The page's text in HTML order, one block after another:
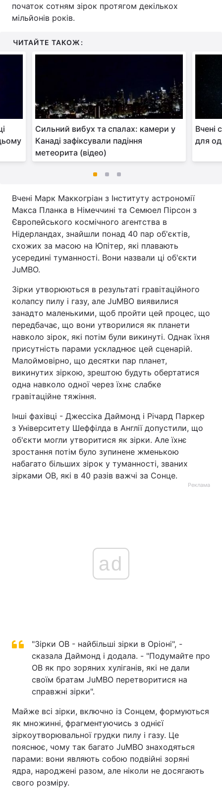
початок сотням зірок протягом декількох
мільйонів років.
ЧИТАЙТЕ ТАКОЖ:
Сильний вибух та спалах: камери у
Канаді зафіксували падіння
метеорита (відео)
Вчені
для
Вчені Марк Маккогріан з Інституту астрономії
Макса Планка в Німеччині та Семюел Пірсон з
Європейського космічного агентства в
Нідерландах, знайшли понад 40 пар об'єктів,
схожих за масою на Юпітер, які плавають
усередині туманності. Вони назвали ці об'єкти
JuMBO.
Зірки утворюються в результаті гравітаційного
колапсу пилу і газу, але JuMBO виявилися
занадто маленькими, щоб пройти цей процес, що
передбачає, що вони утворилися як планети
навколо зірок, які потім були викинуті. Однак їхня
присутність парами ускладнює цей сценарій.
Малоймовірно, що десятки пар планет,
викинутих зіркою, зрештою будуть обертатися
одна навколо одної через їхнє слабке
гравітаційне тяжіння.
Інші фахівці - Джессіка Даймонд і Річард Паркер
з Університету Шеффілда в Англії допустили, що
об'єкти могли утворитися як зірки. Але їхнє
зростання потім було зупинене жменькою
набагато більших зірок у туманності, званих
зірками OB, які в 40 разів важчі за Сонце.
Реклама
ad
"Зірки OB - найбільші зірки в Оріоні", -
сказала Даймонд і додала. - "Подумайте про
OB як про зоряних хуліганів, які не дали
своїм братам JuMBO перетворитися на
справжні зірки".
Майже всі зірки, включно із Сонцем, формуються
як множинні, фрагментуючись з однієї
зіркоутворювальної грудки пилу і газу. Це
пояснює, чому так багато JuMBO знаходяться
парами: вони являють собою подвійні зоряні
ядра, народжені разом, але ніколи не досягають
свого розміру.